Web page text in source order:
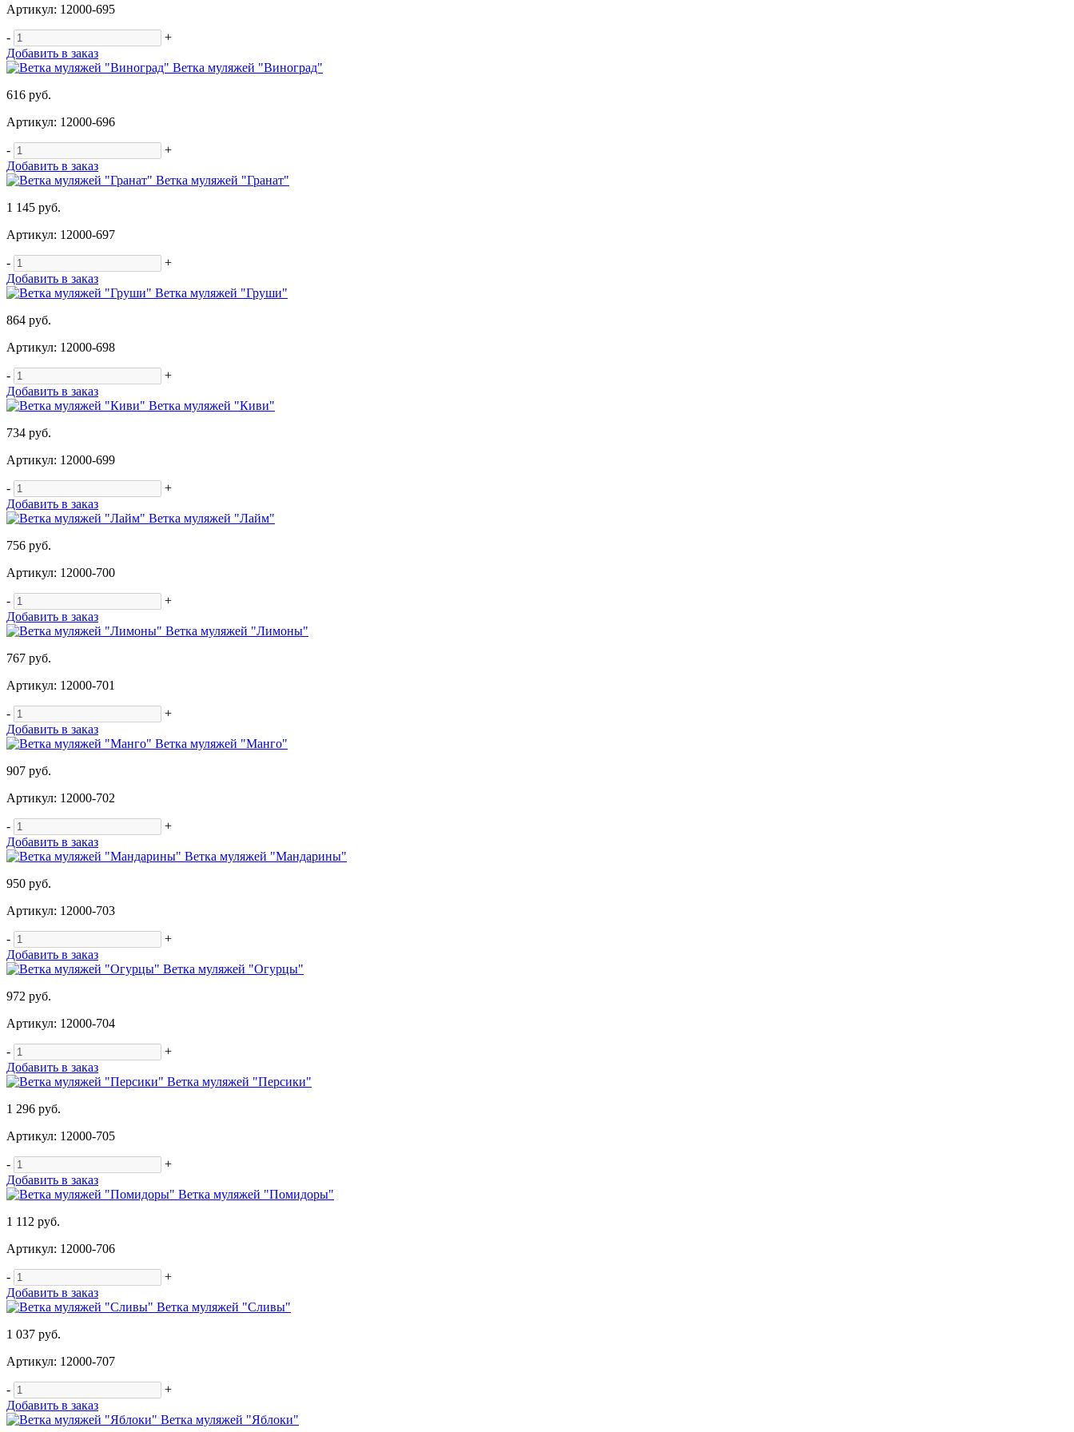
Артикул: 12000-695
-
+
Добавить в заказ
Ветка муляжей "Виноград"
616 руб.
Артикул: 12000-696
-
+
Добавить в заказ
Ветка муляжей "Гранат"
1 145 руб.
Артикул: 12000-697
-
+
Добавить в заказ
Ветка муляжей "Груши"
864 руб.
Артикул: 12000-698
-
+
Добавить в заказ
Ветка муляжей "Киви"
734 руб.
Артикул: 12000-699
-
+
Добавить в заказ
Ветка муляжей "Лайм"
756 руб.
Артикул: 12000-700
-
+
Добавить в заказ
Ветка муляжей "Лимоны"
767 руб.
Артикул: 12000-701
-
+
Добавить в заказ
Ветка муляжей "Манго"
907 руб.
Артикул: 12000-702
-
+
Добавить в заказ
Ветка муляжей "Мандарины"
950 руб.
Артикул: 12000-703
-
+
Добавить в заказ
Ветка муляжей "Огурцы"
972 руб.
Артикул: 12000-704
-
+
Добавить в заказ
Ветка муляжей "Персики"
1 296 руб.
Артикул: 12000-705
-
+
Добавить в заказ
Ветка муляжей "Помидоры"
1 112 руб.
Артикул: 12000-706
-
+
Добавить в заказ
Ветка муляжей "Сливы"
1 037 руб.
Артикул: 12000-707
-
+
Добавить в заказ
Ветка муляжей "Яблоки"